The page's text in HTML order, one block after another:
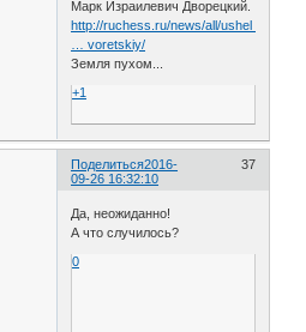
Марк Израилевич Дворецкий.
http://ruchess.ru/news/all/ushel_iz_zhi
… voretskiy/
Земля пухом...
+1
Поделиться 37
2016-
09-26 16:32:10
Да, неожиданно!
А что случилось?
0